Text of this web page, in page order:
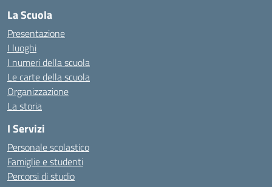
La Scuola
Presentazione
I luoghi
I numeri della scuola
Le carte della scuola
Organizzazione
La storia
I Servizi
Personale scolastico
Famiglie e studenti
Percorsi di studio